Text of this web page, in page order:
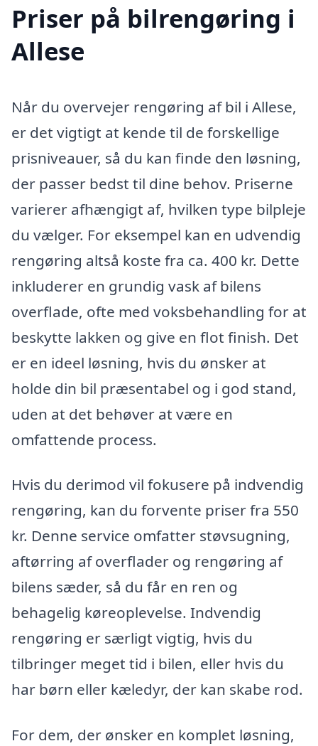
Priser på bilrengøring i
Allese
Når du overvejer rengøring af bil i Allese,
er det vigtigt at kende til de forskellige
prisniveauer, så du kan finde den løsning,
der passer bedst til dine behov. Priserne
varierer afhængigt af, hvilken type bilpleje
du vælger. For eksempel kan en udvendig
rengøring altså koste fra ca. 400 kr. Dette
inkluderer en grundig vask af bilens
overflade, ofte med voksbehandling for at
beskytte lakken og give en flot finish. Det
er en ideel løsning, hvis du ønsker at
holde din bil præsentabel og i god stand,
uden at det behøver at være en
omfattende process.
Hvis du derimod vil fokusere på indvendig
rengøring, kan du forvente priser fra 550
kr. Denne service omfatter støvsugning,
aftørring af overflader og rengøring af
bilens sæder, så du får en ren og
behagelig køreoplevelse. Indvendig
rengøring er særligt vigtig, hvis du
tilbringer meget tid i bilen, eller hvis du
har børn eller kæledyr, der kan skabe rod.
For dem, der ønsker en komplet løsning,